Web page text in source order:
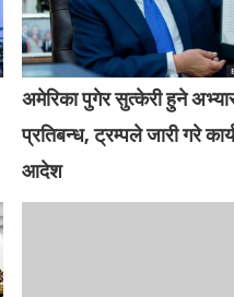
अमेरिका पुगेर सुत्केरी हुने
प्रतिबन्ध, ट्रम्पले जारी गरे
आदेश